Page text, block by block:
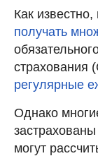
Как
получать
страхования
регулярные
Однако
могут